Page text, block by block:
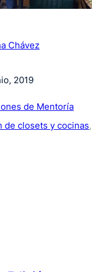
Chávez
2019
de Mentoría
de closets y cocinas,